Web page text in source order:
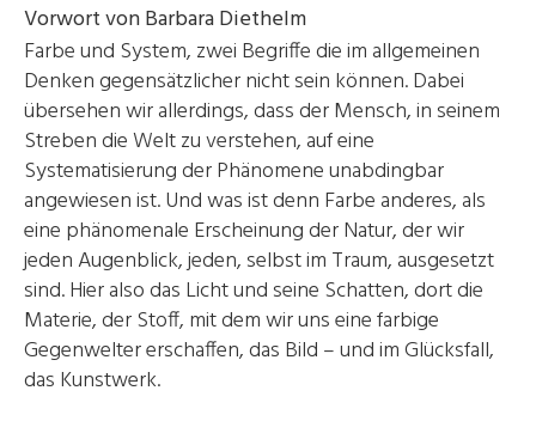
Vorwort von Barbara Diethelm
Farbe und System, zwei Begriffe die im allgemeinen
Denken gegensätzlicher nicht sein können. Dabei
übersehen wir allerdings, dass der Mensch, in seinem
Streben die Welt zu verstehen, auf eine
Systematisierung der Phänomene unabdingbar
angewiesen ist. Und was ist denn Farbe anderes, als
eine phänomenale Erscheinung der Natur, der wir
jeden Augenblick, jeden, selbst im Traum, ausgesetzt
sind. Hier also das Licht und seine Schatten, dort die
Materie, der Stoff, mit dem wir uns eine farbige
Gegenwelter erschaffen, das Bild – und im Glücksfall,
das Kunstwerk.